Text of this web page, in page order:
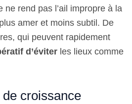
rend pas l’ail impropre à la
amer et moins subtil. De
qui peuvent rapidement
d’éviter les lieux comme
croissance